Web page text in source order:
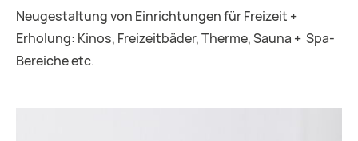
Neugestaltung von Einrichtungen für Freizeit +
Erholung: Kinos, Freizeitbäder, Therme, Sauna + Spa-
Bereiche etc.